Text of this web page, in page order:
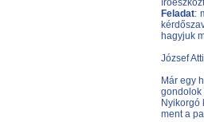
Feladat:
hagyjuk
József
Már egy
gondolok
Nyikorgó
ment a